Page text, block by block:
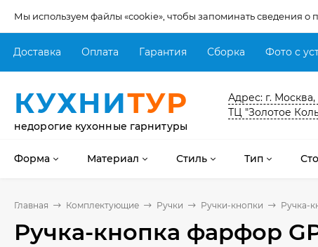
Мы используем файлы «cookie», чтобы запоминать сведения
Доставка Оплата Гарантия Сборка Фото с
КУХНИТУР
недорогие кухонные гарнитуры
Адрес: г.
ТЦ "Золотое
Форма Материал Стиль Тип
Главная Комплектующие Ручки Ручки-кнопки Ручка-
Ручка-кнопка фарфор